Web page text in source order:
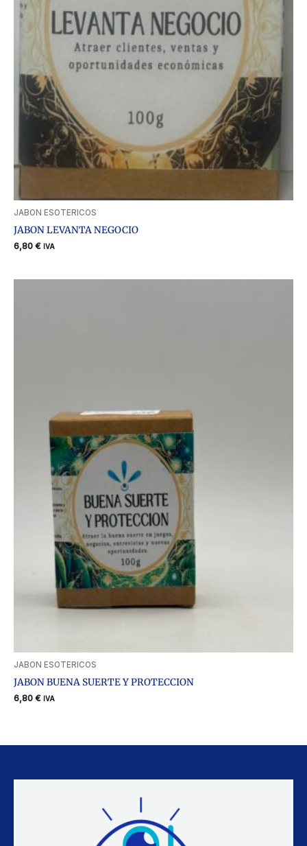
JABON ESOTERICOS
JABON LEVANTA NEGOCIO
6,80 € IVA
JABON ESOTERICOS
JABON BUENA SUERTE Y PROTECCION
6,80 € IVA